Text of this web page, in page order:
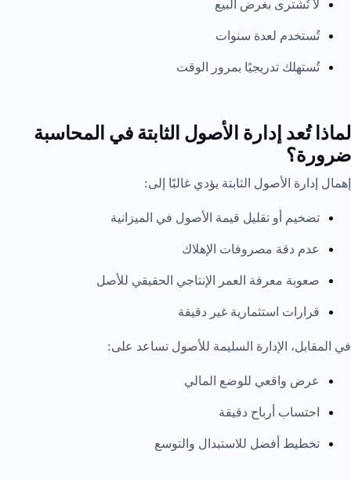
لا تُشترى بغرض البيع
تُستخدم لعدة سنوات
تُستهلك تدريجيًا بمرور الوقت
لماذا تُعد إدارة الأصول الثابتة في المحاسبة
ضرورة؟
إهمال إدارة الأصول الثابتة يؤدي غالبًا إلى:
تضخيم أو تقليل قيمة الأصول في الميزانية
عدم دقة مصروفات الإهلاك
صعوبة معرفة العمر الإنتاجي الحقيقي للأصل
قرارات استثمارية غير دقيقة
في المقابل، الإدارة السليمة للأصول تساعد على:
عرض واقعي للوضع المالي
احتساب أرباح دقيقة
تخطيط أفضل للاستبدال والتوسع